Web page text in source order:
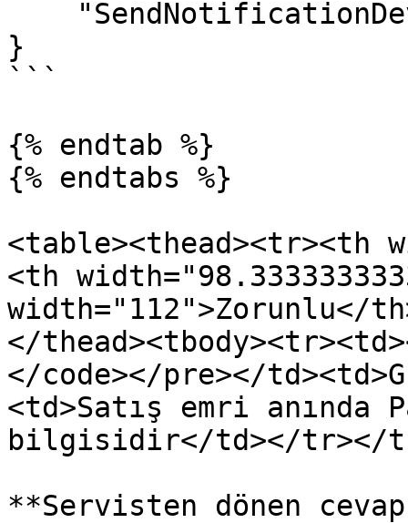
}
```
{% endtab %}
{% endtabs %}
<table><thead><tr><th
<th
width="112">Zorunlu</
</
</code></pre></
<td>Satış emri anında
bilgisidir</td></tr></
**Servisten dönen